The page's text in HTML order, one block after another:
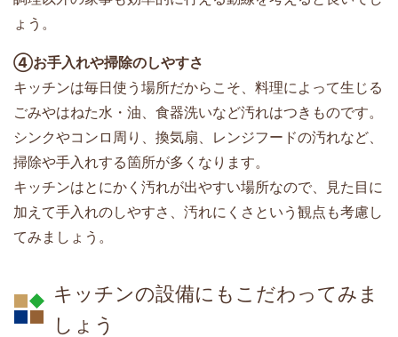
ょう。
④お手入れや掃除のしやすさ
キッチンは毎日使う場所だからこそ、料理によって生じる
ごみやはねた水・油、食器洗いなど汚れはつきものです。
シンクやコンロ周り、換気扇、レンジフードの汚れなど、
掃除や手入れする箇所が多くなります。
キッチンはとにかく汚れが出やすい場所なので、見た目に
加えて手入れのしやすさ、汚れにくさという観点も考慮し
てみましょう。
キッチンの設備にもこだわってみま
しょう